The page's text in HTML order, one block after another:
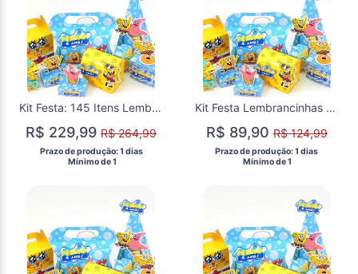
Kit Festa: 145 Itens Lembrancinha Personalizadas Bob Esponja
R$ 229,99R$ 264,99
Prazo de produção: 1 dias
  Mínimo de 1
Kit Festa Lembrancinhas Personalizadas Bob Esponja 45 Itens
R$ 89,90R$ 124,99
Prazo de produção: 1 dias
  Mínimo de 1